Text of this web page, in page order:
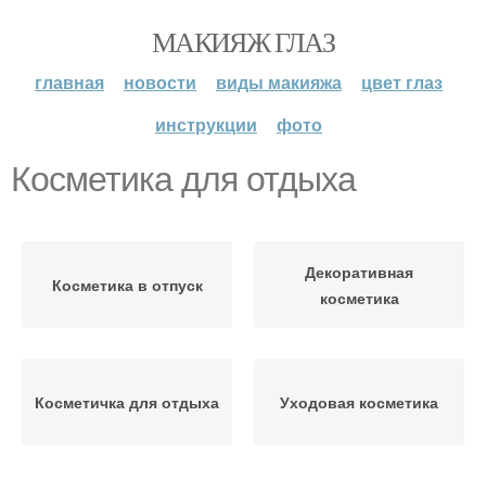
МАКИЯЖ ГЛАЗ
главная новости виды макияжа
цвет глаз
инструкции
фото
Косметика для отдыха
Косметика в отпуск
Декоративная
косметика
Косметичка для отдыха Уходовая косметика